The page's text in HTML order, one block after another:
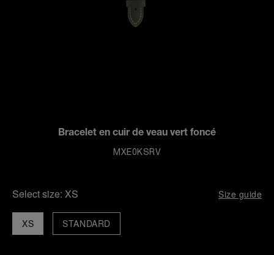
Bracelet en cuir de veau vert foncé
MXE0KSRV
Select size: XS Size guide
XS STANDARD